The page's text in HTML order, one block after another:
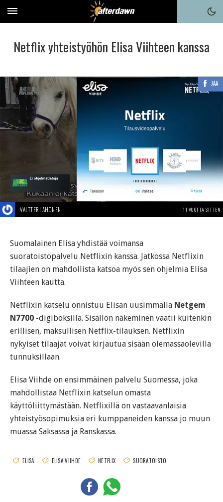
Netflix yhteistyöhön Elisa Viihteen kanssa
JAA
VALTTERI AHONEN 11 VUOTTA SITTEN
Suomalainen Elisa yhdistää voimansa
suoratoistopalvelu Netflixin kanssa. Jatkossa Netflixin
tilaajien on mahdollista katsoa myös sen ohjelmia Elisa
Viihteen kautta.
Netflixin katselu onnistuu Elisan uusimmalla Netgem
N7700 -digiboksilla. Sisällön näkeminen vaatii kuitenkin
erillisen, maksullisen Netflix-tilauksen. Netflixin
nykyiset tilaajat voivat kirjautua sisään olemassaolevilla
tunnuksillaan.
Elisa Viihde on ensimmäinen palvelu Suomessa, joka
mahdollistaa Netflixin katselun omasta
käyttöliittymästään. Netflixillä on vastaavanlaisia
yhteistyösopimuksia eri kumppaneiden kanssa jo muun
muassa Saksassa ja Ranskassa.
ELISA ELISA VIIHDE NETFLIX SUORATOISTO